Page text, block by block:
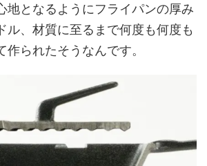
地となるようにフライパンの厚み
ル、材質に至るまで何度も何度も
られたそうなんです。